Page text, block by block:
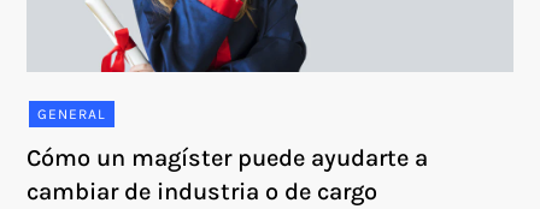
GENERAL
Cómo un magíster puede ayudarte a
cambiar de industria o de cargo